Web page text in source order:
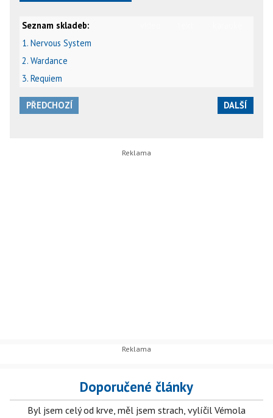
Seznam skladeb:
1. Nervous System
2. Wardance
3. Requiem
PŘEDCHOZÍ DALŠÍ
Doporučené články
Byl jsem celý od krve, měl jsem strach, vylíčil Vémola